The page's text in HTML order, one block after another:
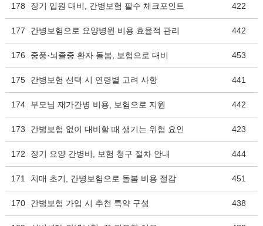
178 장기 입원 대비, 간병보험 필수 체크포인트 422
177 간병보험으로 요양병원 비용 효율적 관리 442
176 중풍·뇌졸중 환자 돌봄, 보험으로 대비 453
175 간병보험 선택 시 연령별 고려 사항 441
174 부모님 재가간병 비용, 보험으로 지원 442
173 간병보험 없이 대비할 때 생기는 위험 요인 423
172 장기 요양 간병비, 보험 청구 절차 안내 444
171 치매 초기, 간병보험으로 돌봄 비용 절감 451
170 간병보험 가입 시 추천 특약 구성 438